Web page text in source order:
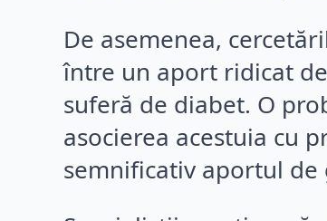
De asemenea,
între un aport ridicat
suferă de diabet. O
asocierea acestuia cu
semnificativ aportul de